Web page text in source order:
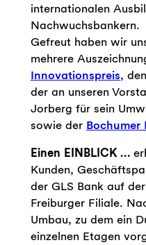
internationalen
Nachwuchsbankern.
Gefreut haben wir
mehrere
Innovationspreis, den
der an unseren
Jorberg für sein
sowie der
Einen EINBLICK …
Kunden,
der GLS Bank auf
Freiburger Filiale.
Umbau, zu dem ein
einzelnen Etagen